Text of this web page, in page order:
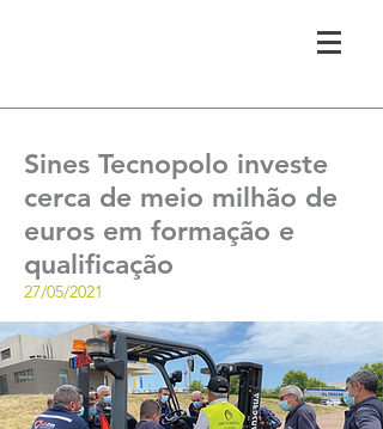
Sines Tecnopolo investe
cerca de meio milhão de
euros em formação e
qualificação
27/05/2021